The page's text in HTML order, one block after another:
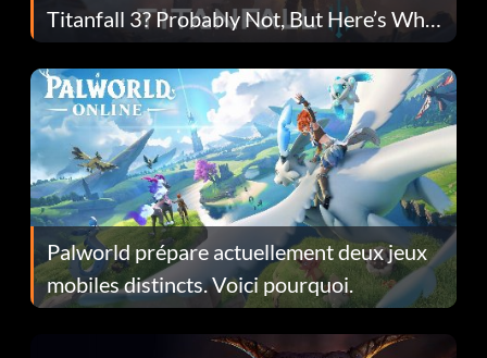
Titanfall 3? Probably Not, But Here’s Why
Fans Are Hopeful
Palworld prépare actuellement deux jeux
mobiles distincts. Voici pourquoi.